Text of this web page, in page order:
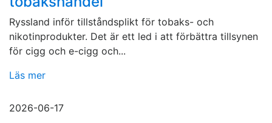
Ryssland inför tillståndsplikt för tobaks- och
nikotinprodukter. Det är ett led i att förbättra tillsynen
för cigg och e-cigg och...
Läs mer
2026-06-17